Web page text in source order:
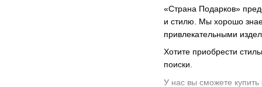
«Страна Подарков»
и стилю. Мы хорошо
привлекательными
Хотите приобрести
поиски.
У нас вы сможете